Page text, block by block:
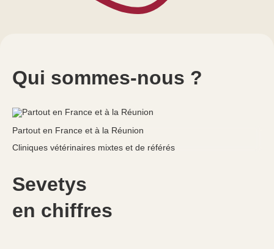
Qui sommes-nous ?
Partout en France et à la Réunion
Cliniques vétérinaires mixtes et de référés
Sevetys
en chiffres